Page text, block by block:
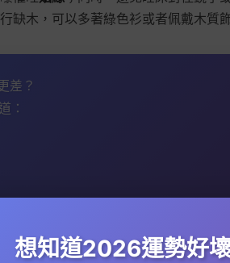
缺木，可以多著綠色衫或者佩戴木質
差？
：
想知道2026運勢好